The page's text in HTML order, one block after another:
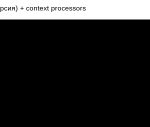
+ context processors